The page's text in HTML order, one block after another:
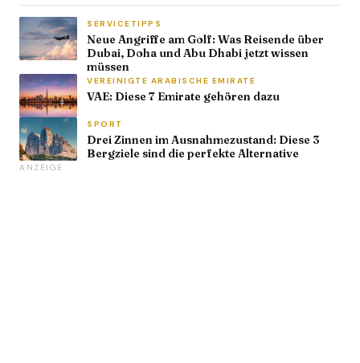
SERVICETIPPS
Neue Angriffe am Golf: Was Reisende über
Dubai, Doha und Abu Dhabi jetzt wissen
müssen
VEREINIGTE ARABISCHE EMIRATE
VAE: Diese 7 Emirate gehören dazu
SPORT
Drei Zinnen im Ausnahmezustand: Diese 3
Bergziele sind die perfekte Alternative
ANZEIGE